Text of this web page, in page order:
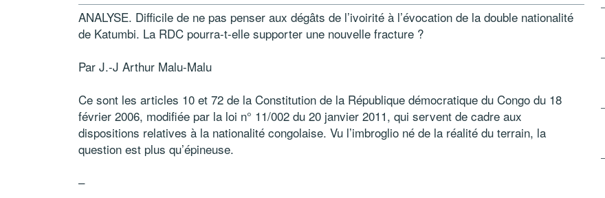
ANALYSE. Difficile de ne pas penser aux dégâts de l’ivoirité à l’évocation de la double nationalité
de Katumbi. La RDC pourra-t-elle supporter une nouvelle fracture ?
Par J.-J Arthur Malu-Malu
Ce sont les articles 10 et 72 de la Constitution de la République démocratique du Congo du 18
février 2006, modifiée par la loi n° 11/002 du 20 janvier 2011, qui servent de cadre aux
dispositions relatives à la nationalité congolaise. Vu l’imbroglio né de la réalité du terrain, la
question est plus qu’épineuse.
–